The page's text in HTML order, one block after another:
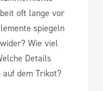
oft lange vor
spiegeln
Wie viel
Details
dem Trikot?